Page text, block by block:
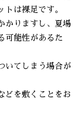
トは裸足です。
かりますし、夏場
可能性があるた
いてしまう場合が
どを敷くことをお